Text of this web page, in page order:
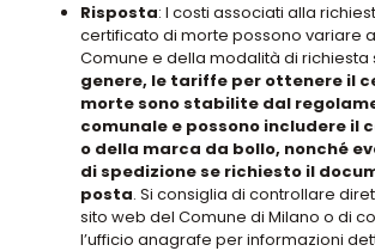
Risposta: I costi associati alla
certificato di morte possono variare
Comune e della modalità di richiesta
genere, le tariffe per ottenere il
morte sono stabilite dal
comunale e possono includere il
o della marca da bollo, nonché
di spedizione se richiesto il
posta. Si consiglia di controllare
sito web del Comune di Milano o di
l’ufficio anagrafe per informazioni